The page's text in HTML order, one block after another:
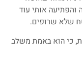
והפתיעה אותי עוד
שלא שרופים.
כי הוא באמת משלב